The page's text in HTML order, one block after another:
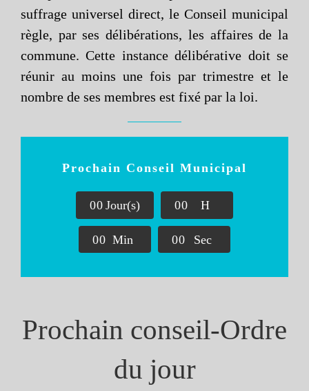
suffrage universel direct, le Conseil municipal
règle, par ses délibérations, les affaires de la
commune. Cette instance délibérative doit se
réunir au moins une fois par trimestre et le
nombre de ses membres est fixé par la loi.
Prochain Conseil Municipal
00 Jour(s) 00 H
00 Min 00 Sec
Prochain conseil-Ordre
du jour